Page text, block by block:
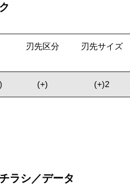
刃先区分 刃先サイズ
(+) (+)2
ラシ／データ